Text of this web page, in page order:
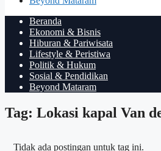
Beranda
Ekonomi & Bisnis
Hiburan & Pariwisata
Lifestyle & Peristiwa
Politik & Hukum
Sosial & Pendidikan
Beyond Mataram
Tag: Lokasi kapal Van
Tidak ada postingan untuk tag ini.